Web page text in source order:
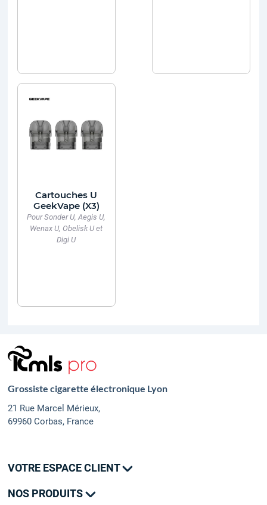
Cartouches U
GeekVape (X3)
Pour Sonder U, Aegis U,
Wenax U, Obelisk U et
Digi U
Grossiste cigarette électronique Lyon
21 Rue Marcel Mérieux,
69960 Corbas, France
VOTRE ESPACE CLIENT
Mes adresses
NOS PRODUITS